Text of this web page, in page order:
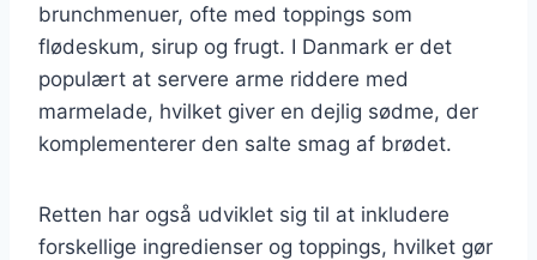
brunchmenuer, ofte med toppings som
flødeskum, sirup og frugt. I Danmark er det
populært at servere arme riddere med
marmelade, hvilket giver en dejlig sødme, der
komplementerer den salte smag af brødet.
Retten har også udviklet sig til at inkludere
forskellige ingredienser og toppings, hvilket gør